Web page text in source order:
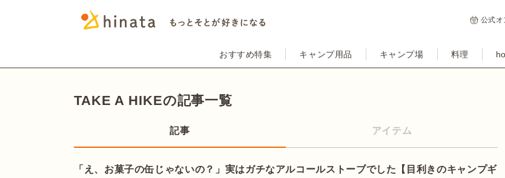
公式オ
おすすめ特集 キャンプ用品 キャンプ場 料理
TAKE A HIKEの記事一覧
記事 アイテム
「え、お菓子の缶じゃないの？」実はガチなアルコールストーブでした【目利きのキャンプギ